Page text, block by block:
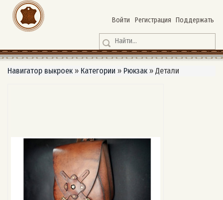
Войти Регистрация Поддержать
Навигатор выкроек » Категории » Рюкзак » Детали